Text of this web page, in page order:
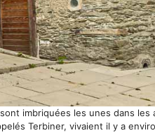
imbriquées les unes dans les
Terbiner, vivaient il y a